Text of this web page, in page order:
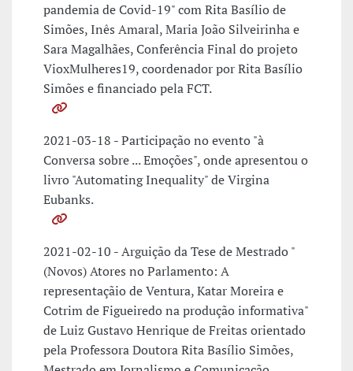
pandemia de Covid-19" com Rita Basílio de
Simões, Inês Amaral, Maria João Silveirinha e
Sara Magalhães, Conferência Final do projeto
VioxMulheres19, coordenador por Rita Basílio
Simões e financiado pela FCT.
2021-03-18 - Participação no evento "à
Conversa sobre ... Emoções", onde apresentou o
livro "Automating Inequality" de Virgina
Eubanks.
2021-02-10 - Arguição da Tese de Mestrado "
(Novos) Atores no Parlamento: A
representaçãio de Ventura, Katar Moreira e
Cotrim de Figueiredo na produção informativa"
de Luiz Gustavo Henrique de Freitas orientado
pela Professora Doutora Rita Basílio Simões,